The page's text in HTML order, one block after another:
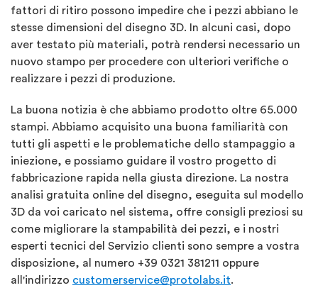
fattori di ritiro possono impedire che i pezzi abbiano le
stesse dimensioni del disegno 3D. In alcuni casi, dopo
aver testato più materiali, potrà rendersi necessario un
nuovo stampo per procedere con ulteriori verifiche o
realizzare i pezzi di produzione.
La buona notizia è che abbiamo prodotto oltre 65.000
stampi. Abbiamo acquisito una buona familiarità con
tutti gli aspetti e le problematiche dello stampaggio a
iniezione, e possiamo guidare il vostro progetto di
fabbricazione rapida nella giusta direzione. La nostra
analisi gratuita online del disegno, eseguita sul modello
3D da voi caricato nel sistema, offre consigli preziosi su
come migliorare la stampabilità dei pezzi, e i nostri
esperti tecnici del Servizio clienti sono sempre a vostra
disposizione, al numero +39 0321 381211 oppure
all'indirizzo customerservice@protolabs.it.